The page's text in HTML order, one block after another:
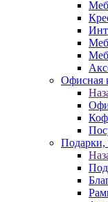
Офисная
Подарки,